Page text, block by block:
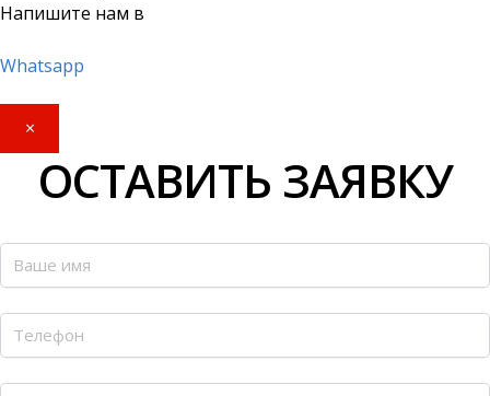
Напишите нам в
Whatsapp
×
ОСТАВИТЬ ЗАЯВКУ